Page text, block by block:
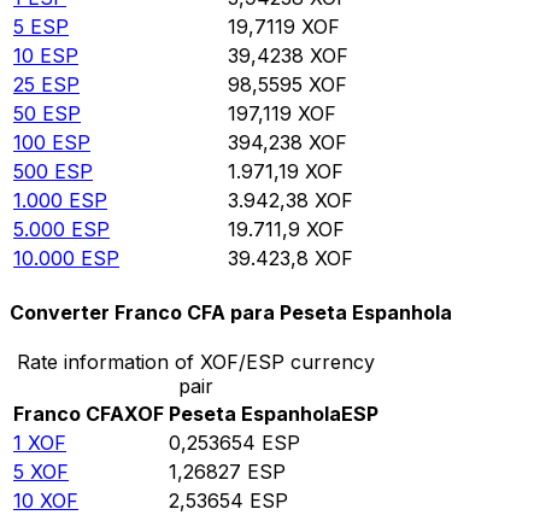
5 ESP 19,7119 XOF
10 ESP 39,4238 XOF
25 ESP 98,5595 XOF
50 ESP 197,119 XOF
100 ESP 394,238 XOF
500 ESP 1.971,19 XOF
1.000 ESP 3.942,38 XOF
5.000 ESP 19.711,9 XOF
10.000 ESP 39.423,8 XOF
Converter Franco CFA para Peseta Espanhola
Rate information of XOF/ESP currency
pair
Franco CFAXOF Peseta EspanholaESP
1 XOF 0,253654 ESP
5 XOF 1,26827 ESP
10 XOF 2,53654 ESP